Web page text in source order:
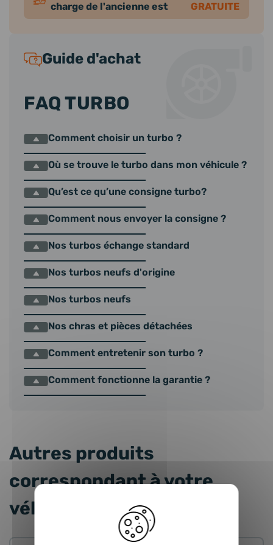
charge de l'ancienne est
GRATUITE
Guide d'achat
FAQ TURBO
Comment choisir un turbo ?
Où se trouve le turbo dans mon véhicule ?
Qu’est ce qu’une consigne turbo?
Comment nous envoyer la consigne ?
Nos turbos échange standard
Nos turbos neufs d'origine
Nos turbos neufs
Nos chras et pièces détachées
Comment entretenir son turbo ?
Comment fonctionne la garantie ?
Autres produits
correspondant à votre
véhicule